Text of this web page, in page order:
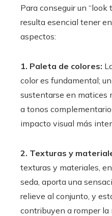
Para conseguir un
resulta esencial tener
aspectos:
1. Paleta de colores:
color es fundamental;
sustentarse en matices
a tonos
impacto visual más
2. Texturas y
texturas y materiales,
seda, aporta una
relieve al conjunto, y
contribuyen a romper